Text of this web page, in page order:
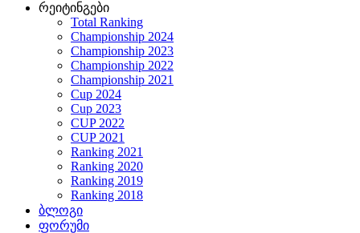
რეიტინგები
Total Ranking
Championship 2024
Championship 2023
Championship 2022
Championship 2021
Cup 2024
Cup 2023
CUP 2022
CUP 2021
Ranking 2021
Ranking 2020
Ranking 2019
Ranking 2018
ბლოგი
ფორუმი